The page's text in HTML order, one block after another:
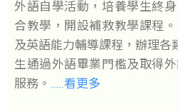
外語自學活動，培養學生終
合教學，開設補救教學課程
及英語能力輔導課程，辦理各
生通過外語畢業門檻及取得
服務。 …..看更多